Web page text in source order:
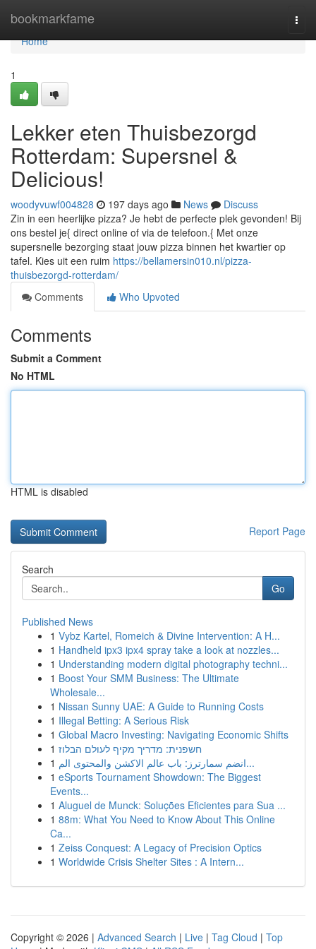
bookmarkfame
Home
Home
1
Lekker eten Thuisbezorgd
Rotterdam: Supersnel &
Delicious!
woodyvuwf004828 197 days ago News
Discuss
Zin in een heerlijke pizza? Je hebt de perfecte plek gevonden! Bij
ons bestel je{ direct online of via de telefoon.{ Met onze
supersnelle bezorging staat jouw pizza binnen het kwartier op
tafel. Kies uit een ruim https://bellamersin010.nl/pizza-
thuisbezorgd-rotterdam/
Comments
Who Upvoted
Comments
Submit a Comment
No HTML
HTML is disabled
Report Page
Search
Go
Published News
1 Vybz Kartel, Romeich & Divine Intervention: A H...
1 Handheld ipx3 ipx4 spray take a look at nozzles...
1 Understanding modern digital photography techni...
1 Boost Your SMM Business: The Ultimate
Wholesale...
1 Nissan Sunny UAE: A Guide to Running Costs
1 Illegal Betting: A Serious Risk
1 Global Macro Investing: Navigating Economic Shifts
1 חשפנית: מדריך מקיף לעולם הבלוז
1
انضم سمارترز: باب عالم الاكشن والمحتوى الم...
1 eSports Tournament Showdown: The Biggest
Events...
1 Aluguel de Munck: Soluções Eficientes para Sua ...
1 88m: What You Need to Know About This Online
Ca...
1 Zeiss Conquest: A Legacy of Precision Optics
1 Worldwide Crisis Shelter Sites : A Intern...
Copyright © 2026 | Advanced Search | Live | Tag Cloud | Top